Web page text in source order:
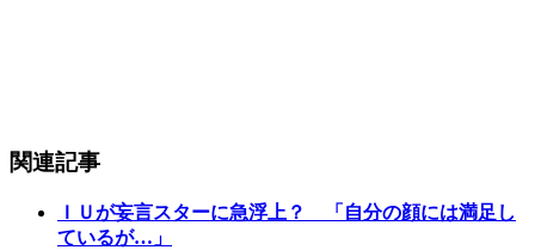
関連記事
ＩＵが妄言スターに急浮上？ 「自分の顔には満足し
ているが…」